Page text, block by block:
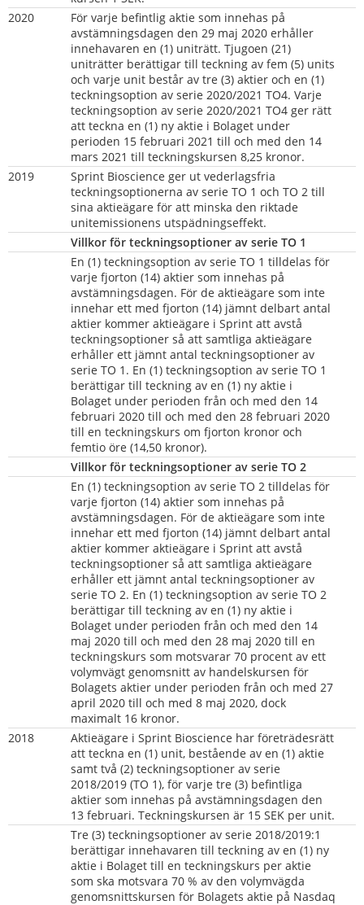
2020
För varje befintlig aktie som innehas på
avstämningsdagen den 29 maj 2020 erhåller
innehavaren en (1) uniträtt. Tjugoen (21)
uniträtter berättigar till teckning av fem (5) units
och varje unit består av tre (3) aktier och en (1)
teckningsoption av serie 2020/2021 TO4. Varje
teckningsoption av serie 2020/2021 TO4 ger rätt
att teckna en (1) ny aktie i Bolaget under
perioden 15 februari 2021 till och med den 14
mars 2021 till teckningskursen 8,25 kronor.
2019
Sprint Bioscience ger ut vederlagsfria
teckningsoptionerna av serie TO 1 och TO 2 till
sina aktieägare för att minska den riktade
unitemissionens utspädningseffekt.
Villkor för teckningsoptioner av serie TO 1
En (1) teckningsoption av serie TO 1 tilldelas för
varje fjorton (14) aktier som innehas på
avstämningsdagen. För de aktieägare som inte
innehar ett med fjorton (14) jämnt delbart antal
aktier kommer aktieägare i Sprint att avstå
teckningsoptioner så att samtliga aktieägare
erhåller ett jämnt antal teckningsoptioner av
serie TO 1. En (1) teckningsoption av serie TO 1
berättigar till teckning av en (1) ny aktie i
Bolaget under perioden från och med den 14
februari 2020 till och med den 28 februari 2020
till en teckningskurs om fjorton kronor och
femtio öre (14,50 kronor).
Villkor för teckningsoptioner av serie TO 2
En (1) teckningsoption av serie TO 2 tilldelas för
varje fjorton (14) aktier som innehas på
avstämningsdagen. För de aktieägare som inte
innehar ett med fjorton (14) jämnt delbart antal
aktier kommer aktieägare i Sprint att avstå
teckningsoptioner så att samtliga aktieägare
erhåller ett jämnt antal teckningsoptioner av
serie TO 2. En (1) teckningsoption av serie TO 2
berättigar till teckning av en (1) ny aktie i
Bolaget under perioden från och med den 14
maj 2020 till och med den 28 maj 2020 till en
teckningskurs som motsvarar 70 procent av ett
volymvägt genomsnitt av handelskursen för
Bolagets aktier under perioden från och med 27
april 2020 till och med 8 maj 2020, dock
maximalt 16 kronor.
2018
Aktieägare i Sprint Bioscience har företrädesrätt
att teckna en (1) unit, bestående av en (1) aktie
samt två (2) teckningsoptioner av serie
2018/2019 (TO 1), för varje tre (3) befintliga
aktier som innehas på avstämningsdagen den
13 februari. Teckningskursen är 15 SEK per unit.
Tre (3) teckningsoptioner av serie 2018/2019:1
berättigar innehavaren till teckning av en (1) ny
aktie i Bolaget till en teckningskurs per aktie
som ska motsvara 70 % av den volymvägda
genomsnittskursen för Bolagets aktie på Nasdaq